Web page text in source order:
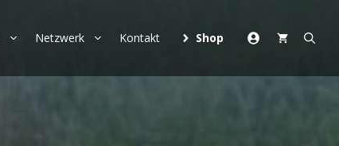
Netzwerk Kontakt Shop